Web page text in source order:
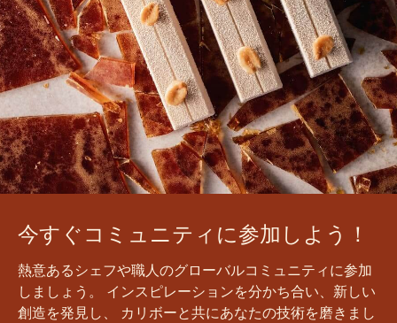
今すぐコミュニティに参加しよう！
熱意あるシェフや職人のグローバルコミュニティに参加
しましょう。 インスピレーションを分かち合い、新しい
創造を発見し、 カリボーと共にあなたの技術を磨きまし